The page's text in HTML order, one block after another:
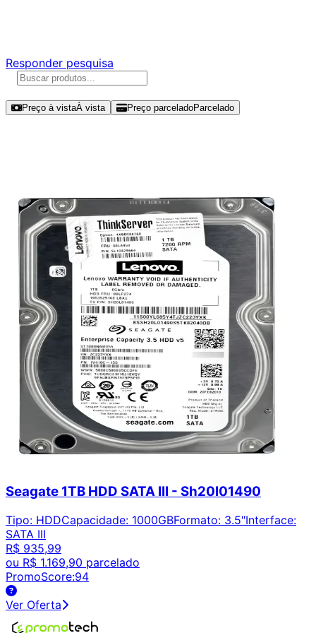
Responder pesquisa
Preço à vistaÀ vista Preço parceladoParcelado
Seagate 1TB HDD SATA III - Sh20l01490
Tipo: HDDCapacidade: 1000GBFormato: 3.5″Interface:
SATA III
R$ 935,99
ou R$ 1.169,90 parcelado
PromoScore:94
Ver Oferta